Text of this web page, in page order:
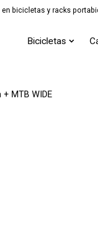
bicicletas y racks
Bicicletas
MTB WIDE